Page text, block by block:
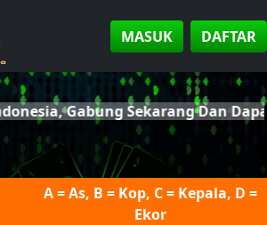
MASUK DAFTAR
Gabung Sekarang Dan
A = As, B = Kop, C = Kepala, D =
Ekor